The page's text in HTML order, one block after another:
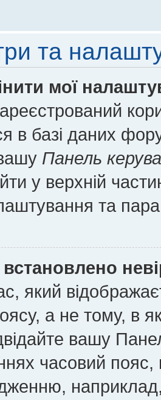
та
мої
в базі даних
Панель
у верхній
та
який
а не тому, в
вашу
часовий пояс,